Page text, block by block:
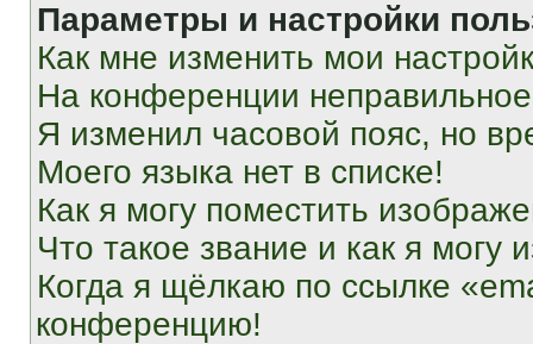
Параметры и настройки
Как мне изменить мои
На конференции
Я изменил часовой пояс, но
Моего языка нет в списке!
Как я могу поместить
Что такое звание и как я могу
Когда я щёлкаю по ссылке
конференцию!